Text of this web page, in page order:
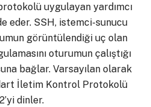
uygulayan yardımcı
eder. SSH, istemci-sunucu
görüntülendiği uç olan
oturumun çalıştığı
bağlar. Varsayılan olarak
İletim Kontrol Protokolü
dinler.